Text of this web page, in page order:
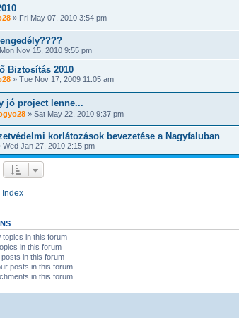
» Fri May 07, 2010 3:54 pm
Mon Nov 15, 2010 9:55 pm
Biztosítás 2010
» Tue Nov 17, 2009 11:05 am
jó project lenne...
» Sat May 22, 2010 9:37 pm
korlátozások bevezetése a Nagyfaluban
Wed Jan 27, 2010 2:15 pm
Index
topics in this forum
in this forum
in this forum
posts in this forum
in this forum